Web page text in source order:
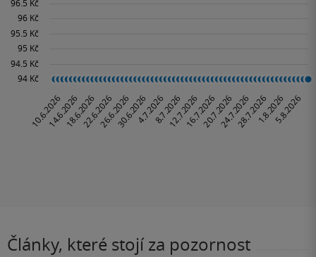
Články, které stojí za pozornost